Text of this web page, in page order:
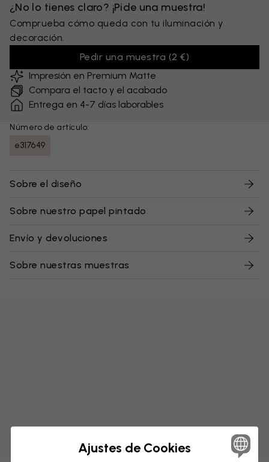
¿No lo tienes claro? ¡Pide una muestra!
Comprueba cómo queda con tu iluminación y
decoración.
Pedir una muestra (2 €)
Impresión en Premium Matte
Compara el tacto y el acabado
Entrega en 4-7 días laborables
Número de artículo:
e317649
Sobre el diseño
Sobre nuestro papel pintado
Envío y devoluciones
Sobre nuestras muestras
Ajustes de Cookies